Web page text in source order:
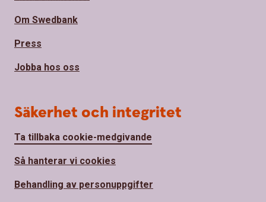
Om Swedbank
Press
Jobba hos oss
Säkerhet och integritet
Ta tillbaka cookie-medgivande
Så hanterar vi cookies
Behandling av personuppgifter